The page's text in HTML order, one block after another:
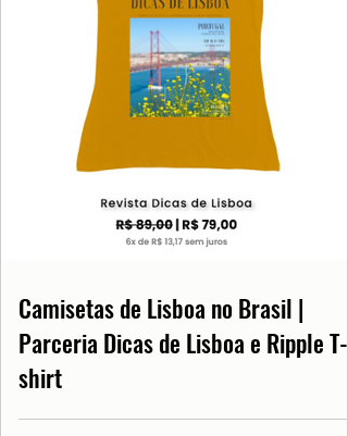
Camisetas de Lisboa no Brasil |
Parceria Dicas de Lisboa e Ripple T-
shirt